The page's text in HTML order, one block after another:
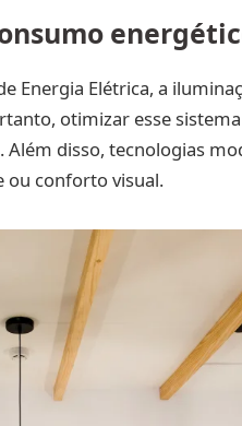
Energia Elétrica, a
otimizar esse
disso, tecnologias
ou conforto visual.